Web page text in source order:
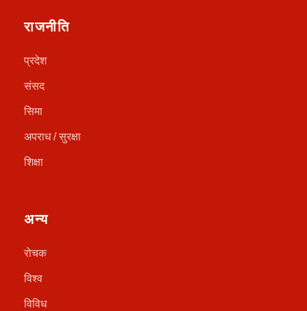
राजनीति
प्रदेश
संसद
सिमा
अपराध / सुरक्षा
शिक्षा
अन्य
रोचक
विश्व
विविध